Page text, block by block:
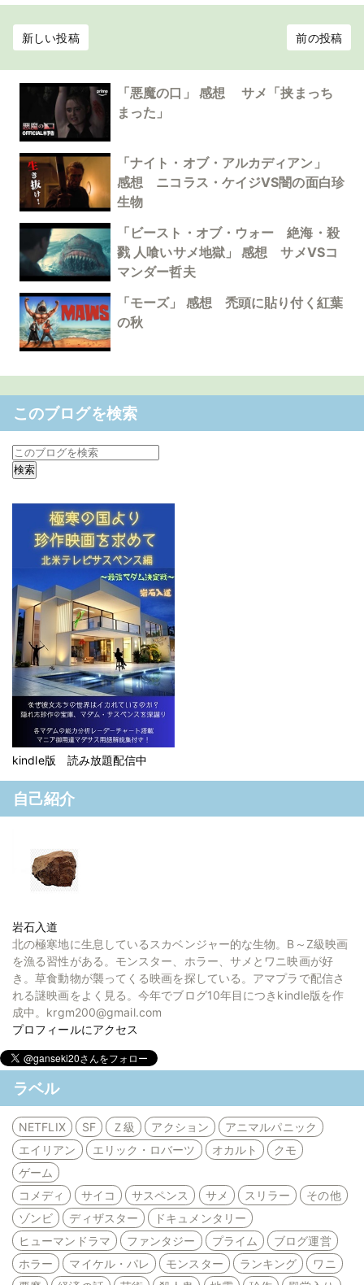
新しい投稿 前の投稿
「悪魔の口」 感想 サメ「挟まっち
まった」
「ナイト・オブ・アルカディアン」
感想 ニコラス・ケイジVS闇の面白珍
生物
「ビースト・オブ・ウォー 絶海・殺
戮 人喰いサメ地獄」 感想 サメVSコ
マンダー哲夫
「モーズ」 感想 禿頭に貼り付く紅葉
の秋
このブログを検索
kindle版 読み放題配信中
自己紹介
岩石入道
北の極寒地に生息しているスカベンジャー的な生物。B～Z級映画
を漁る習性がある。モンスター、ホラー、サメとワニ映画が好
き。草食動物が襲ってくる映画を探している。アマプラで配信さ
れる謎映画をよく見る。今年でブログ10年目につきkindle版を作
成中。krgm200@gmail.com
プロフィールにアクセス
ラベル
NETFLIX SF Ｚ級 アクション
アニマルパニック
エイリアン
エリック・ロバーツ オカルト
クモ
ゲーム
コメディ
サイコ サスペンス サメ スリラー
その他
ゾンビ
ディザスター
ドキュメンタリー
ヒューマンドラマ
ファンタジー プライム
ブログ運営
ホラー
マイケル・パレ モンスター ランキング
ワニ